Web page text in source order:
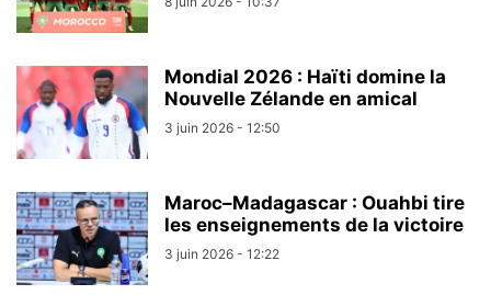
Mondial 2026 : Haïti domine la
Nouvelle Zélande en amical
3 juin 2026 - 12:50
Maroc–Madagascar : Ouahbi tire
les enseignements de la victoire
3 juin 2026 - 12:22